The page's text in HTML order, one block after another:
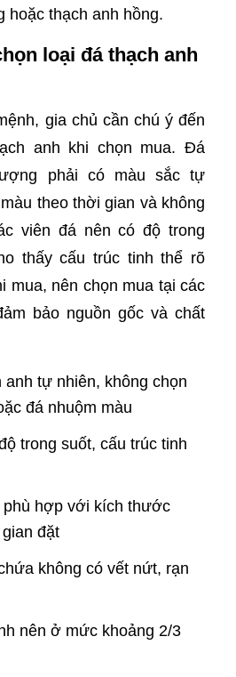
hoặc thạch anh hồng.
loại đá thạch anh
gia chủ cần chú ý đến
anh khi chọn mua. Đá
phải có màu sắc tự
theo thời gian và không
viên đá nên có độ trong
thấy cấu trúc tinh thể rõ
mua, nên chọn mua tại các
bảo nguồn gốc và chất
anh tự nhiên, không chọn
đá nhuộm màu
trong suốt, cấu trúc tinh
hợp với kích thước
đặt
không có vết nứt, rạn
nên ở mức khoảng 2/3